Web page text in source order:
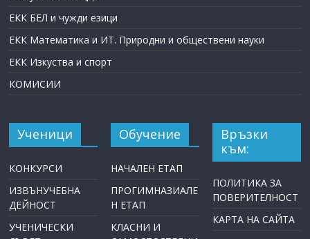
ЕКК БЕЛ и чужди езици
ЕКК Математика и ИТ. Природни и обществени науки
ЕКК Изкуства и спорт
КОМИСИИ
Ученици
КОНКУРСИ
ИЗВЪНУЧЕБНА
ДЕЙНОСТ
УЧЕНИЧЕСКИ
Обучение
НАЧАЛЕН ЕТАП
ПРОГИМНАЗИАЛЕ
Н ЕТАП
КЛАСНИ И
Връзки
към:
ПОЛИТИКА ЗА
ПОВЕРИТЕЛНОСТ
КАРТА НА САЙТА